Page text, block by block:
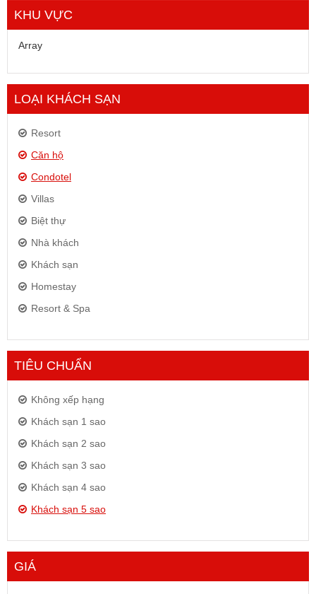
KHU VỰC
Array
LOẠI KHÁCH SẠN
Resort
Căn hộ
Condotel
Villas
Biệt thự
Nhà khách
Khách sạn
Homestay
Resort & Spa
TIÊU CHUẨN
Không xếp hạng
Khách sạn 1 sao
Khách sạn 2 sao
Khách sạn 3 sao
Khách sạn 4 sao
Khách sạn 5 sao
GIÁ